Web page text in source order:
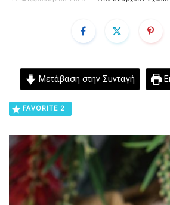
Μετάβαση στην Συνταγή
FAVORITE 2